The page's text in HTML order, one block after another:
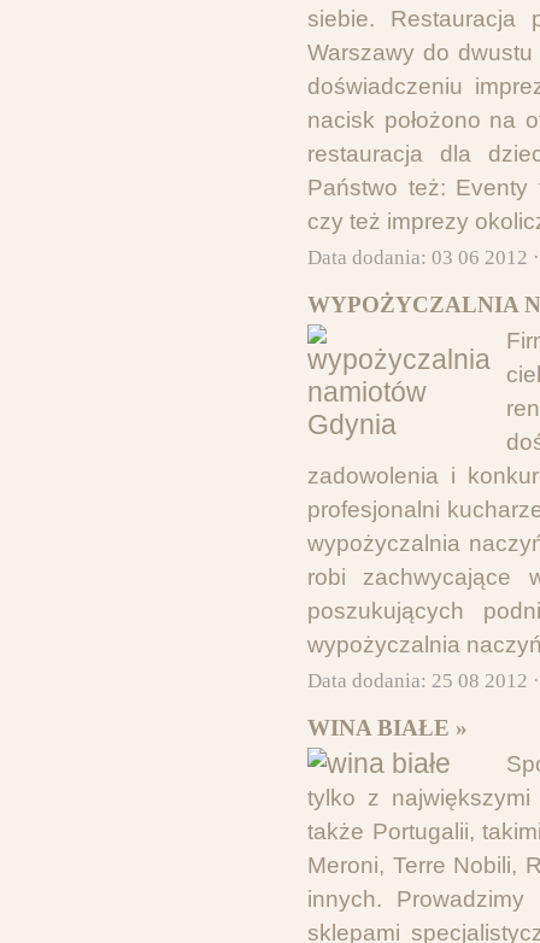
siebie. Restauracja
Warszawy do
doświadczeniu
nacisk położono na
restauracja dla
Państwo też: Eventy
czy też imprezy
Data dodania: 03 06 2012
WYPOŻYCZALNIA
zadowolenia i
profesjonalni
wypożyczalnia
robi zachwycające
poszukujących
wypożyczalnia
Data dodania: 25 08 2012
WINA BIAŁE »
tylko z
także Portugalii,
Meroni, Terre Nobili,
innych. Prowadzimy
sklepami